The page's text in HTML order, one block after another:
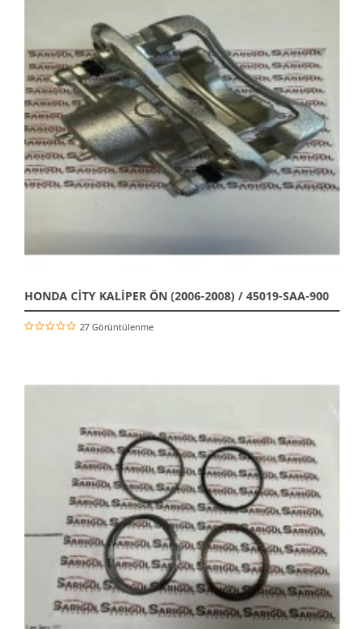
HONDA CİTY KALİPER ÖN (2006-2008) / 45019-SAA-900
27 Görüntülenme